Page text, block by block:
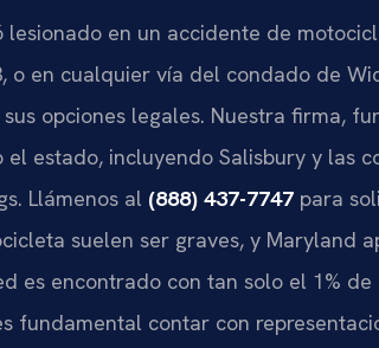
en un accidente de
o en cualquier vía del condado de
opciones legales. Nuestra firma,
estado, incluyendo Salisbury y las
Llámenos al (888) 437-7747 para
suelen ser graves, y Maryland
es encontrado con tan solo el 1%
fundamental contar con